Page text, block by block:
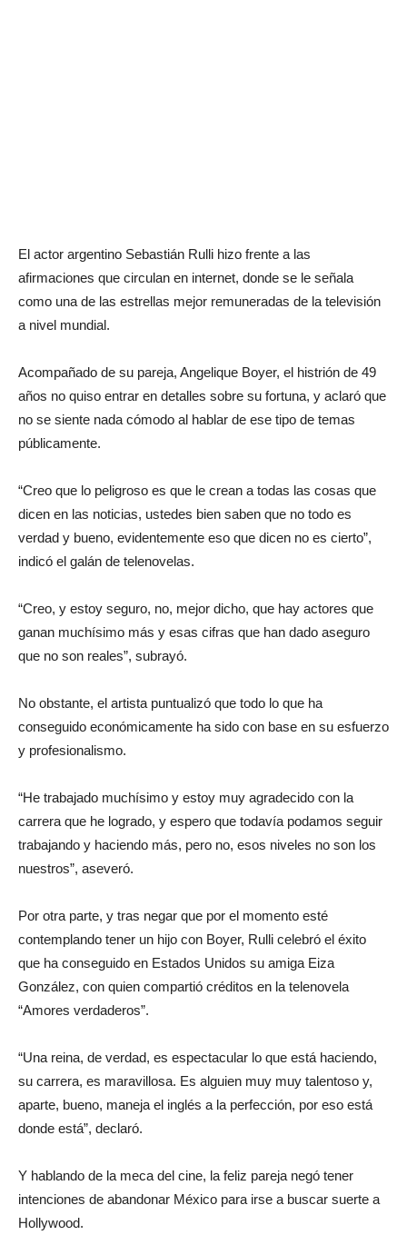
El actor argentino Sebastián Rulli hizo frente a las
afirmaciones que circulan en internet, donde se le señala
como una de las estrellas mejor remuneradas de la televisión
a nivel mundial.
Acompañado de su pareja, Angelique Boyer, el histrión de 49
años no quiso entrar en detalles sobre su fortuna, y aclaró que
no se siente nada cómodo al hablar de ese tipo de temas
públicamente.
“Creo que lo peligroso es que le crean a todas las cosas que
dicen en las noticias, ustedes bien saben que no todo es
verdad y bueno, evidentemente eso que dicen no es cierto”,
indicó el galán de telenovelas.
“Creo, y estoy seguro, no, mejor dicho, que hay actores que
ganan muchísimo más y esas cifras que han dado aseguro
que no son reales”, subrayó.
No obstante, el artista puntualizó que todo lo que ha
conseguido económicamente ha sido con base en su esfuerzo
y profesionalismo.
“He trabajado muchísimo y estoy muy agradecido con la
carrera que he logrado, y espero que todavía podamos seguir
trabajando y haciendo más, pero no, esos niveles no son los
nuestros”, aseveró.
Por otra parte, y tras negar que por el momento esté
contemplando tener un hijo con Boyer, Rulli celebró el éxito
que ha conseguido en Estados Unidos su amiga Eiza
González, con quien compartió créditos en la telenovela
“Amores verdaderos”.
“Una reina, de verdad, es espectacular lo que está haciendo,
su carrera, es maravillosa. Es alguien muy muy talentoso y,
aparte, bueno, maneja el inglés a la perfección, por eso está
donde está”, declaró.
Y hablando de la meca del cine, la feliz pareja negó tener
intenciones de abandonar México para irse a buscar suerte a
Hollywood.